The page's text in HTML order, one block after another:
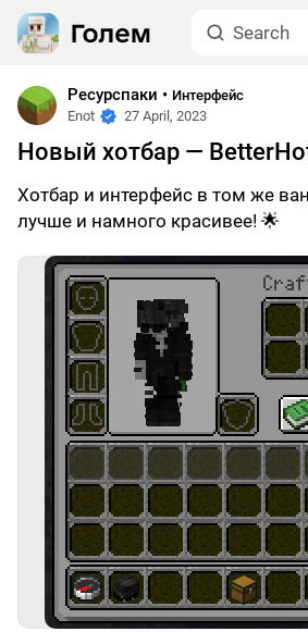
Ресурспаки • Интерфейс
Enot
27 April, 2023
Новый хотбар —
Хотбар и интерфейс в том же
лучше и намного красивее! 🌟